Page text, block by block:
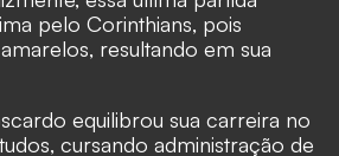
pelo Corinthians, pois
resultando em sua
equilibrou sua carreira no
cursando administração de